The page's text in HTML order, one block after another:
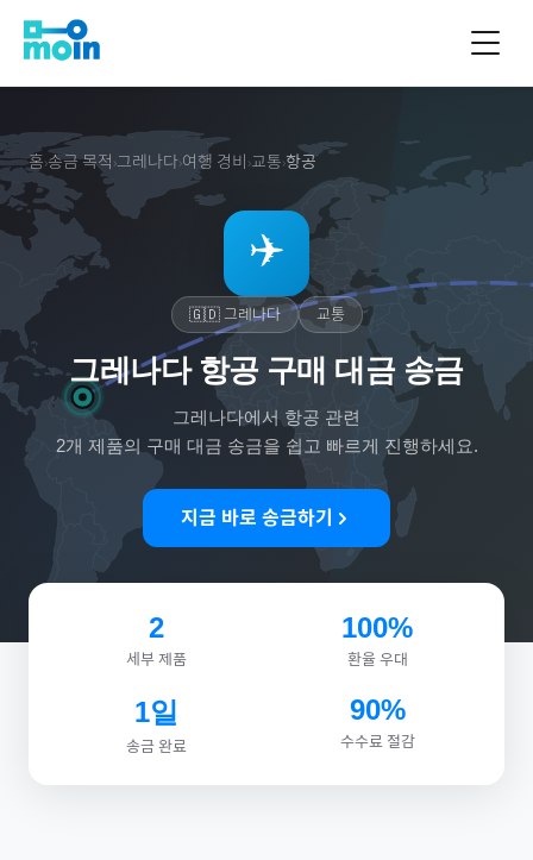
홈›송금 목적 ›그레나다›여행 경비 ›교통›항공
✈️
🇬🇩 그레나다 교통
그레나다 항공 구매 대금 송금
그레나다에서 항공 관련
2개 제품의 구매 대금 송금을 쉽고 빠르게 진행하세요.
지금 바로 송금하기
2
세부 제품
100%
환율 우대
1일
송금 완료
90%
수수료 절감